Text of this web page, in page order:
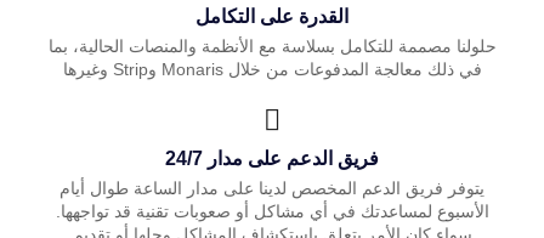
القدرة على التكامل
حلولنا مصممة للتكامل بسلاسة مع الأنظمة والمنصات الحالية، بما
في ذلك معالجة المدفوعات من خلال Monaris وStrip وغيرها
فريق الدعم على مدار 24/7
يتوفر فريق الدعم المخصص لدينا على مدار الساعة طوال أيام
الأسبوع لمساعدتك في أي مشاكل أو صعوبات تقنية قد تواجهها.
سواء كان الأمر يتعلق باستكشاف المشاكل وحلها أو تقديم